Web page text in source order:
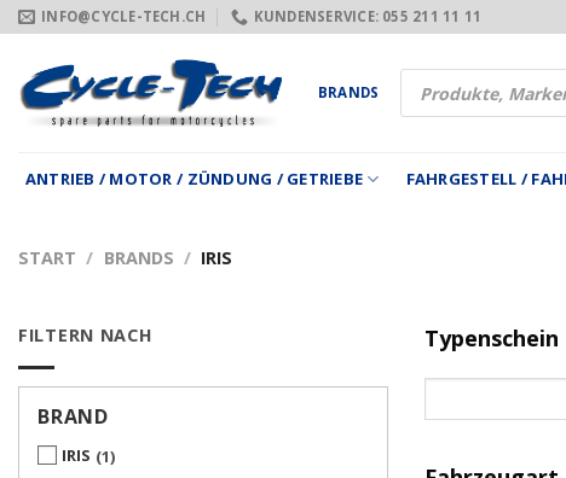
Zum
Inhalt
springen
INFO@CYCLE-TECH.CH KUNDENSERVICE: 055 211 11 11
BRANDS
Products
search
ANTRIEB / MOTOR / ZÜNDUNG / GETRIEBE FAHRGESTELL /
START / BRANDS / IRIS
FILTERN NACH
BRAND
IRIS 1
Typenschein